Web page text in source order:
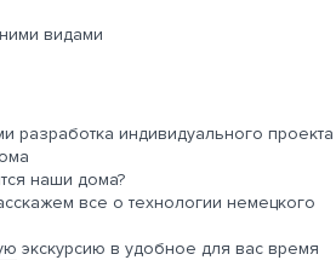
видами
разработка индивидуального проекта
наши дома?
все о технологии немецкого
экскурсию в удобное для вас время